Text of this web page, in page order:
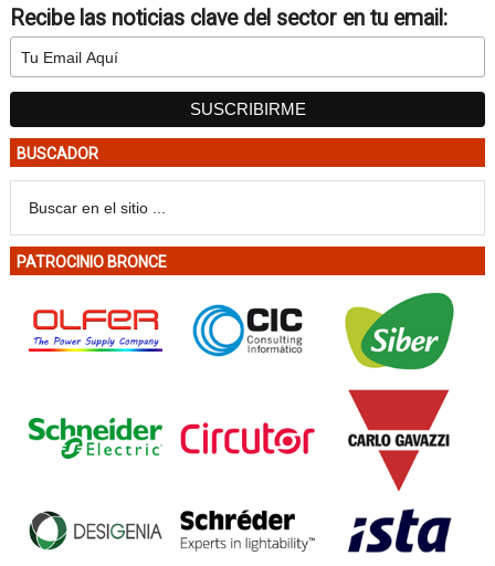
Recibe las noticias clave del sector en tu email:
BUSCADOR
PATROCINIO BRONCE